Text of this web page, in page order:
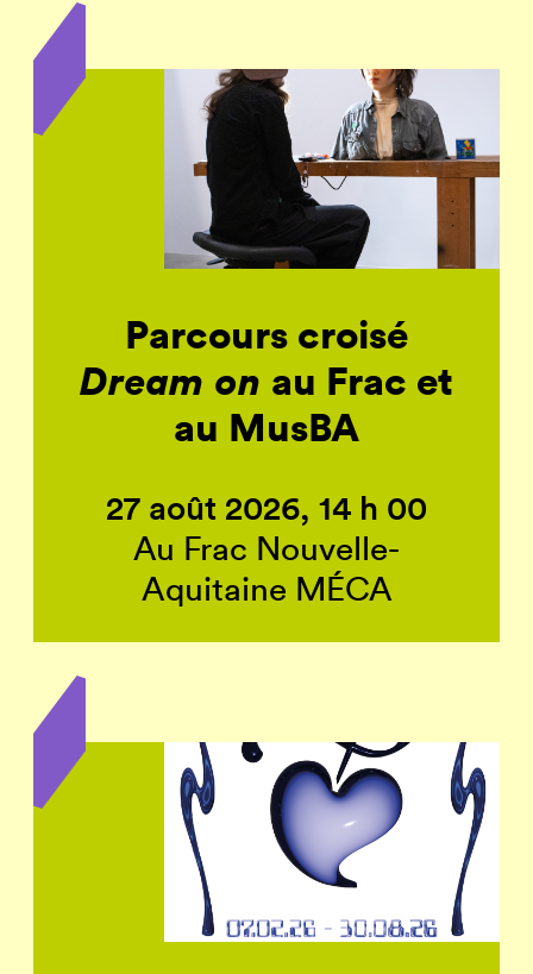
Parcours croisé
Dream on au Frac et
au MusBA
27 août 2026, 14 h 00
Au Frac Nouvelle-
Aquitaine MÉCA